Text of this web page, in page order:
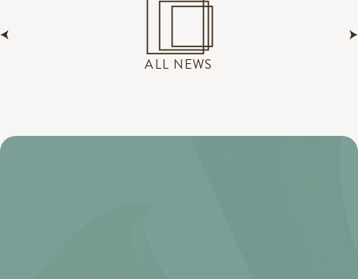
ALL NEWS